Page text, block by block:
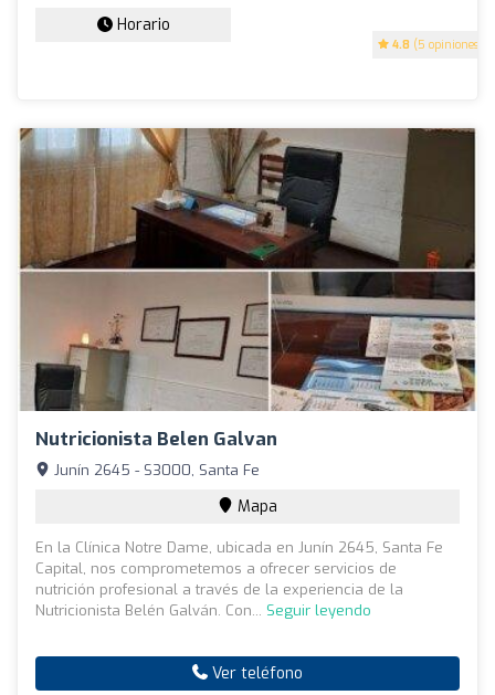
4.8 (5 opiniones)
Horario
Nutricionista Belen Galvan
Junín 2645 - S3000, Santa Fe
Mapa
En la Clínica Notre Dame, ubicada en Junín 2645, Santa Fe
Capital, nos comprometemos a ofrecer servicios de
nutrición profesional a través de la experiencia de la
Nutricionista Belén Galván. Con... Seguir leyendo
Ver teléfono